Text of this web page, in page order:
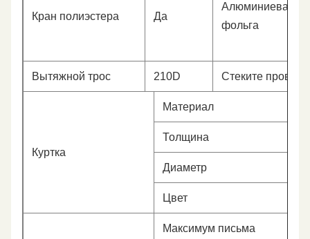
Кран полиэстера Да
Алюминиевая
фольга
Вытяжной трос 210D Стеките провод
Куртка
Материал
Толщина
Диаметр
Цвет
Максимум письма